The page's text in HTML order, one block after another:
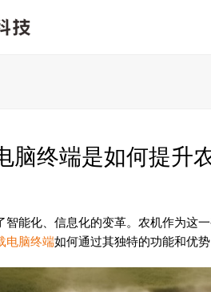
脑终端是如何提升
能化、信息化的变革。农机作为这
电脑终端如何通过其独特的功能和优